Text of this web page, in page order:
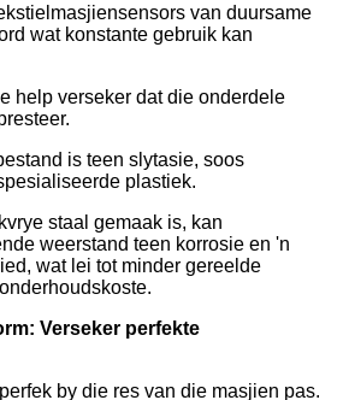
van duursame
wat konstante gebruik kan
help verseker dat die onderdele
is teen slytasie, soos
plastiek.
staal gemaak is, kan
weerstand teen korrosie en 'n
wat lei tot minder gereelde
Verseker perfekte
by die res van die masjien pas.